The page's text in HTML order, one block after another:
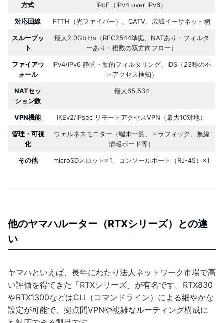
方式
IPoE（IPv4 over IPv6）
対応回線 FTTH（光ファイバー）、CATV、広域イーサネット網
スループッ
ト
最大2.0Gbit/s（RFC2544準拠、NATあり・フィルタ
ーあり・複数の双方向フロー）
ファイアウ
ォール
IPv4/IPv6 静的・動的フィルタリング、IDS（23種の不
正アクセス検知）
NATセッ
ション数
最大65,534
VPN機能 IKEv2/IPsec リモートアクセスVPN（最大10対地）
管理・可視
化
ウェルネスモニター（端末一覧、トラフィック、無線
情報ボード等）
その他 microSDスロット×1、コンソールポート（RJ-45）×1
他のヤマハルーター（RTXシリーズ）との違
い
ヤマハといえば、長年にわたり法人ネットワーク市場で高
い評価を得てきた「RTXシリーズ」が有名です。RTX830
やRTX1300などはCLI（コマンドライン）による細やかな
設定が可能で、拠点間VPNや複雑なルーティング構成に